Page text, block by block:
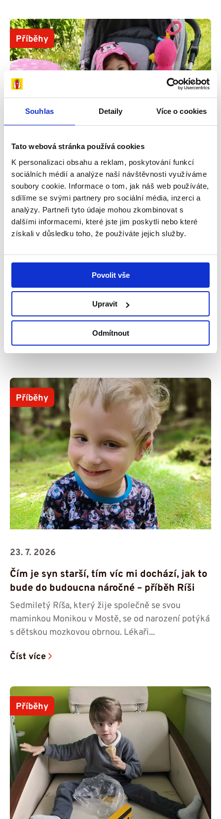
Souhlas Detaily Více o cookies
Tato webová stránka používá cookies
K personalizaci obsahu a reklam, poskytování funkcí
sociálních médií a analýze naší návštěvnosti využíváme
soubory cookie. Informace o tom, jak náš web používáte,
sdílíme se svými partnery pro sociální média, inzerci a
analýzy. Partneři tyto údaje mohou zkombinovat s
dalšími informacemi, které jste jim poskytli nebo které
získali v důsledku toho, že používáte jejich služby.
Povolit vše
Upravit
Odmítnout
Příběhy
Snažíme se dělat vše potřebné, aby dcera
byla šťastná – příběh Amálky
čtyřčlenná rodina – maminka Iva, tatínek Pavel a
jejich dvě dcery, Natálka...
Číst více
Příběhy
23. 7. 2026
Čím je syn starší, tím víc mi dochází, jak to
bude do budoucna náročné – příběh Ríši
Sedmiletý Ríša, který žije společně se svou
maminkou Monikou v Mostě, se od narození potýká
s dětskou mozkovou obrnou. Lékaři...
Číst více
Příběhy